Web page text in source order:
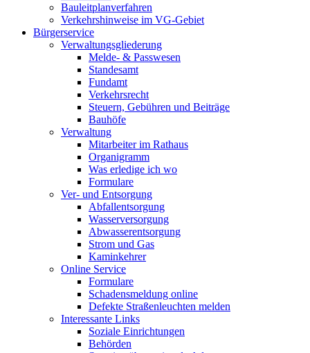
Bauleitplanverfahren
Verkehrshinweise im VG-Gebiet
Bürgerservice
Verwaltungsgliederung
Melde- & Passwesen
Standesamt
Fundamt
Verkehrsrecht
Steuern, Gebühren und Beiträge
Bauhöfe
Verwaltung
Mitarbeiter im Rathaus
Organigramm
Was erledige ich wo
Formulare
Ver- und Entsorgung
Abfallentsorgung
Wasserversorgung
Abwasserentsorgung
Strom und Gas
Kaminkehrer
Online Service
Formulare
Schadensmeldung online
Defekte Straßenleuchten melden
Interessante Links
Soziale Einrichtungen
Behörden